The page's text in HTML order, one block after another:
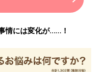
情には変化が……！